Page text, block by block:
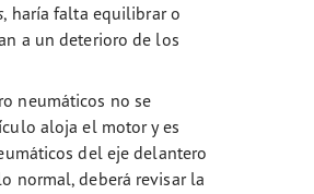
, haría falta equilibrar o
a un deterioro de los
neumáticos no se
aloja el motor y es
del eje delantero
normal, deberá revisar la